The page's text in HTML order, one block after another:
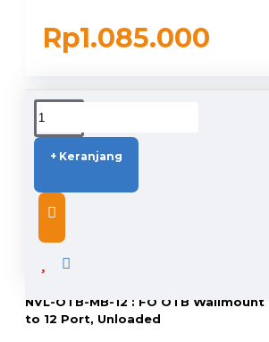
Rp1.085.000
+ Keranjang
DUKUNGAN PENGIRIMAN
DESCRIPTION
NVL-OTB-MB-12 : FO OTB
to 12 Port, Unloaded